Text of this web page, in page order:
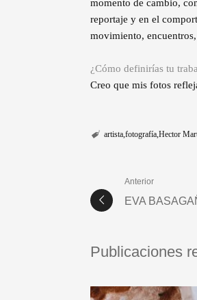
momento de cambio,
reportaje y en el
movimiento,
¿Cómo definirías tu
Creo que mis fotos
artista fotografía Hector
Anterior
EVA
Publicaciones